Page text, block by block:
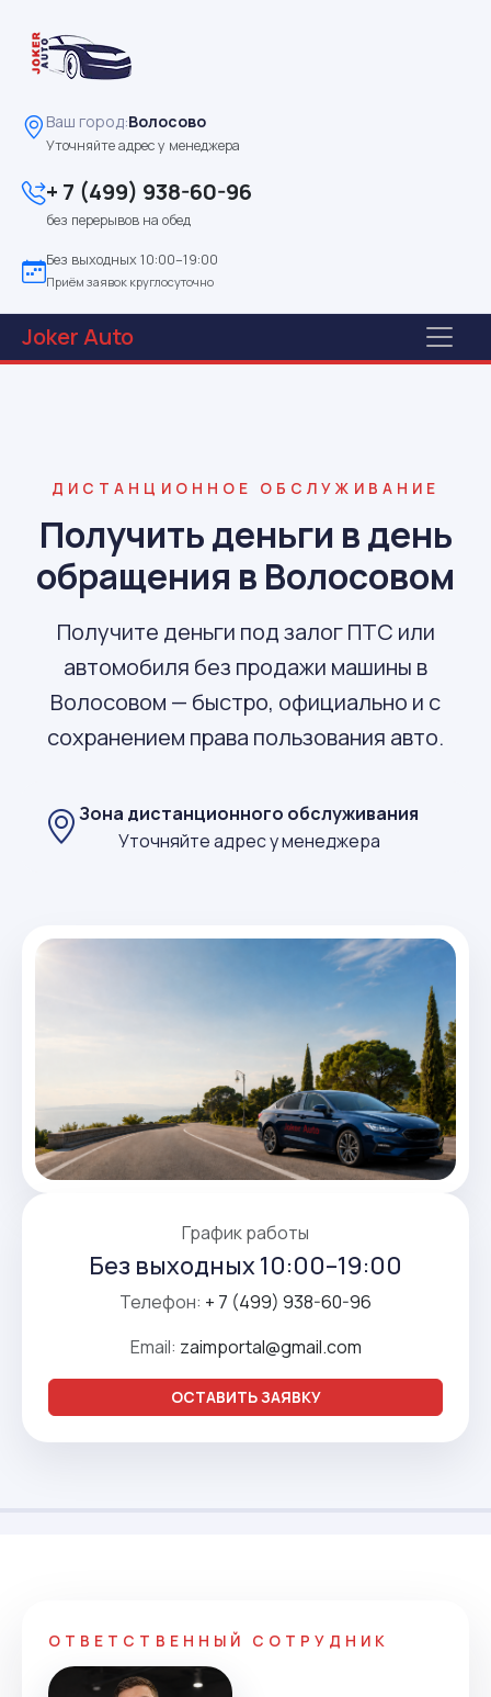
Ваш город:Волосово
Уточняйте адрес у менеджера
+ 7 (499) 938-60-96
без перерывов на обед
Без выходных 10:00–19:00
Приём заявок круглосуточно
JokerAuto
ДИСТАНЦИОННОЕ ОБСЛУЖИВАНИЕ
Получить деньги в день
обращения в Волосовом
Получите деньги под залог ПТС или
автомобиля без продажи машины в
Волосовом — быстро, официально и с
сохранением права пользования авто.
Зона дистанционного обслуживания
Уточняйте адрес у менеджера
График работы
Без выходных 10:00–19:00
Телефон: + 7 (499) 938-60-96
Email: zaimportal@gmail.com
ОСТАВИТЬ ЗАЯВКУ
ОТВЕТСТВЕННЫЙ СОТРУДНИК